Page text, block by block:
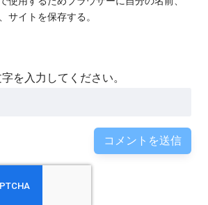
サイトを保存する。
を入力してください。